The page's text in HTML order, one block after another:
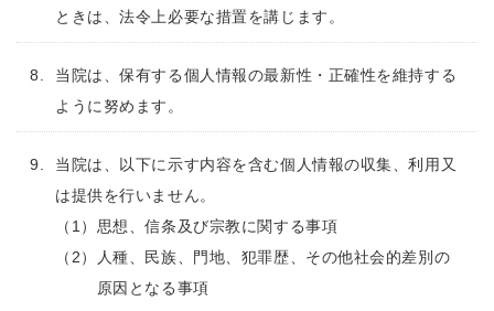
ときは、法令上必要な措置を講じます。
当院は、保有する個人情報の最新性・正確性を維持する
ように努めます。
当院は、以下に示す内容を含む個人情報の収集、利用又
は提供を行いません。
（1） 思想、信条及び宗教に関する事項
（2）
人種、民族、門地、犯罪歴、その他社会的差別の
原因となる事項